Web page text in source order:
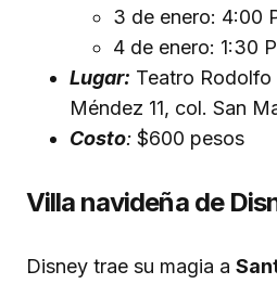
3 de enero: 4:00
4 de enero: 1:30
Lugar: Teatro
Méndez 11, col. San
Costo: $600 pesos
Villa navideña de
Disney trae su magia a